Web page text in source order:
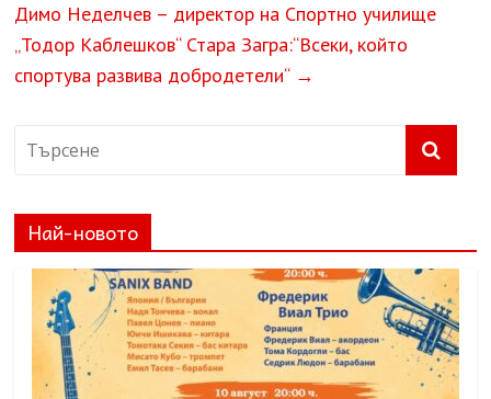
Димо Неделчев – директор на Спортно училище
„Тодор Каблешков“ Стара Загра:“Всеки, който
спортува развива добродетели“ →
Най-новото